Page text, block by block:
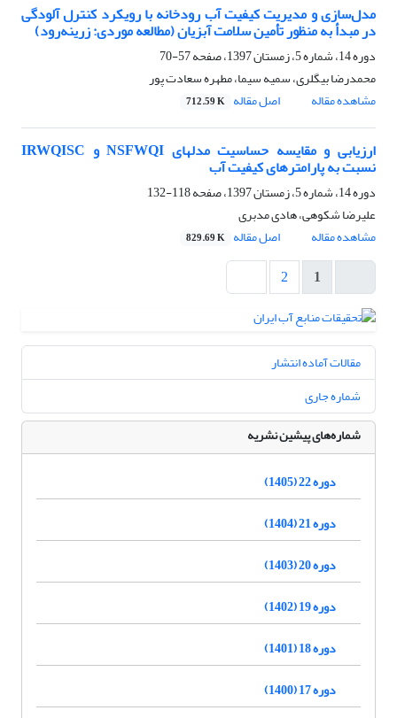
مدل‌سازی و مدیریت کیفیت آب رودخانه با رویکرد کنترل آلودگی
در مبدأ به منظور تأمین سلامت آبزیان (مطالعه موردی: زرینه‌رود)
دوره 14، شماره 5، زمستان 1397، صفحه
57-70
محمدرضا بیگلری، سمیه سیما، مطهره سعادت پور
مشاهده مقاله
اصل مقاله 712.59 K
ارزیابی و مقایسه حساسیت مدلهای NSFWQI و IRWQISC
نسبت به پارامترهای کیفیت آب
دوره 14، شماره 5، زمستان 1397، صفحه
118-132
علیرضا شکوهی، هادی مدبری
مشاهده مقاله
اصل مقاله 829.69 K
1
2
مقالات آماده انتشار
شماره جاری
شماره‌های پیشین نشریه
دوره 22 (1405)
دوره 21 (1404)
دوره 20 (1403)
دوره 19 (1402)
دوره 18 (1401)
دوره 17 (1400)